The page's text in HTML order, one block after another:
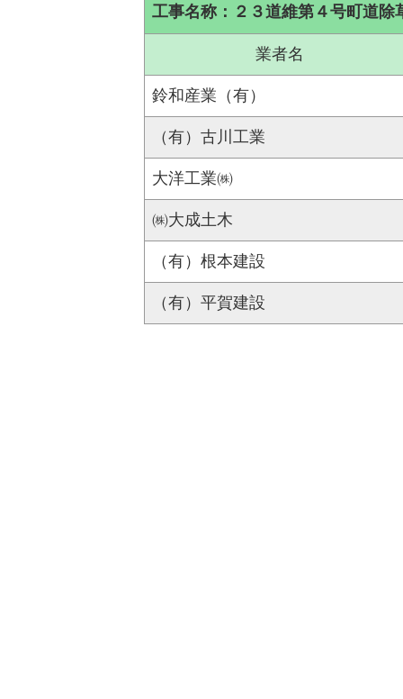
工事名称：２３道維第４号町道除
業者名
鈴和産業（有）
（有）古川工業
大洋工業㈱
㈱大成土木
（有）根本建設
（有）平賀建設